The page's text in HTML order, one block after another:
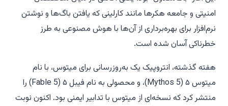
امنیتی و جامعه هکرها مانند کارلینی که یافتن باگ‌ها و نوشتن
نرم‌افزار برای بهره‌برداری از آن‌ها با هوش مصنوعی به طرز
خطرناکی آسان شده است.
هفته گذشته، انتروپیک یک به‌روزرسانی برای میتوس، با نام
میتوس ۵ (Mythos 5)، و محصولی به نام فیبل ۵ (Fable 5) را
منتشر کرد که نسخه‌ای از میتوس با تدابیر ایمنی بود. اکنون نوبت